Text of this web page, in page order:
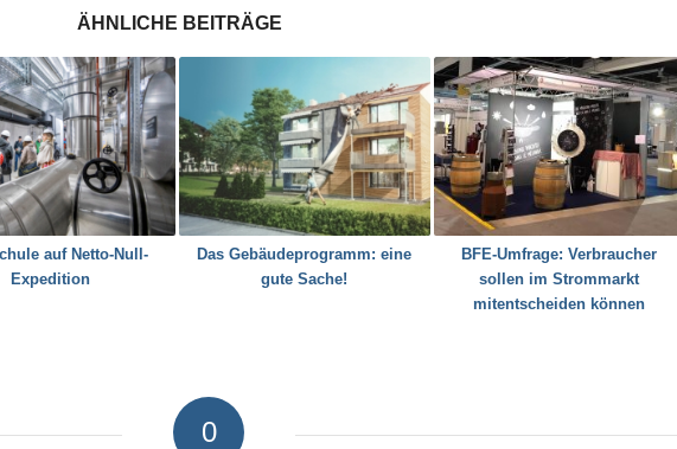
ÄHNLICHE BEITRÄGE
auf Netto-Null-
Expedition
Das Gebäudeprogramm: eine
gute Sache!
BFE-Umfrage: Verbraucher
sollen im Strommarkt
mitentscheiden können
0